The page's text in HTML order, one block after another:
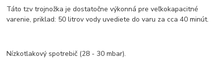
Táto tzv trojnožka je dostatočne výkonná pre veľkokapacitné
varenie, priklad: 50 litrov vody uvediete do varu za cca 40 minút.
Nízkotlakový spotrebič (28 - 30 mbar).